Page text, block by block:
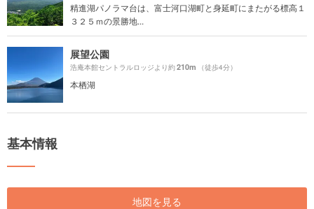
精進湖パノラマ台は、富士河口湖町と身延町にまたがる標高１
３２５ｍの景勝地...
展望公園
浩庵本館セントラルロッジより約210m （徒歩4分）
本栖湖
基本情報
地図を見る